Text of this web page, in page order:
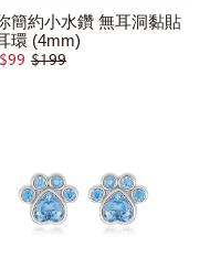
簡約小水鑽 無耳洞黏貼
環 (4mm)
$199